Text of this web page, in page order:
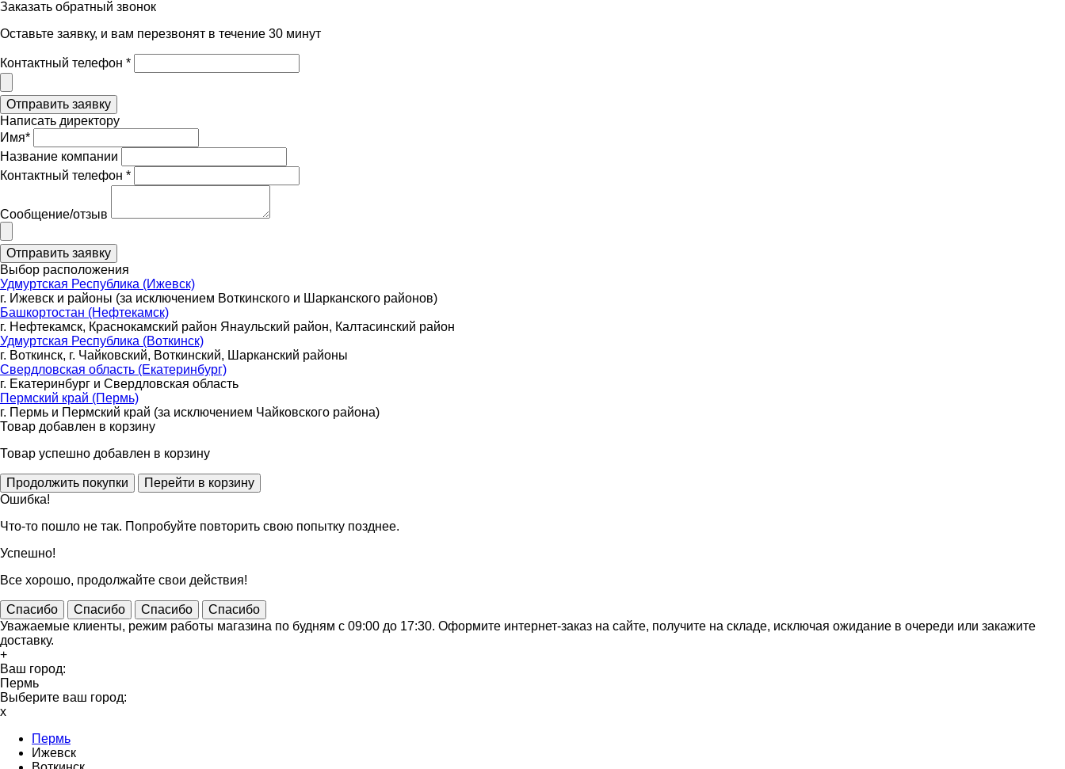
Заказать обратный звонок
Оставьте заявку, и вам перезвонят в течение 30 минут
Контактный телефон *
Написать директору
Имя*
Название компании
Контактный телефон *
Сообщение/отзыв
Выбор расположения
Удмуртская Республика (Ижевск)
г. Ижевск и районы (за исключением Воткинского и Шарканского районов)
Башкортостан (Нефтекамск)
г. Нефтекамск, Краснокамский район Янаульский район, Калтасинский район
Удмуртская Республика (Воткинск)
г. Воткинск, г. Чайковский, Воткинский, Шарканский районы
Свердловская область (Екатеринбург)
г. Екатеринбург и Свердловская область
Пермский край (Пермь)
г. Пермь и Пермский край (за исключением Чайковского района)
Товар добавлен в корзину
Товар успешно добавлен в корзину
Ошибка!
Что-то пошло не так. Попробуйте повторить свою попытку позднее.
Успешно!
Все хорошо, продолжайте свои действия!
Спасибо Спасибо Спасибо
Спасибо
Уважаемые клиенты, режим работы магазина по будням с 09:00 до 17:30. Оформите интернет-заказ на сайте, получите на складе, исключая ожидание в очереди или закажите
доставку.
+
Ваш город:
Пермь
Выберите ваш город:
x
Пермь
Ижевск